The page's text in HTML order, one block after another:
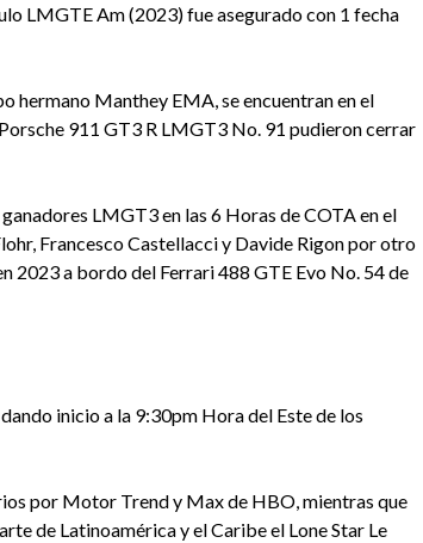
LMGTE Am (2023) fue asegurado con 1 fecha
hermano Manthey EMA, se encuentran en el
911 GT3 R LMGT3 No. 91 pudieron cerrar
LMGT3 en las 6 Horas de COTA en el
Francesco Castellacci y Davide Rigon por otro
2023 a bordo del Ferrari 488 GTE Evo No. 54 de
inicio a la 9:30pm Hora del Este de los
por Motor Trend y Max de HBO, mientras que
de Latinoamérica y el Caribe el Lone Star Le